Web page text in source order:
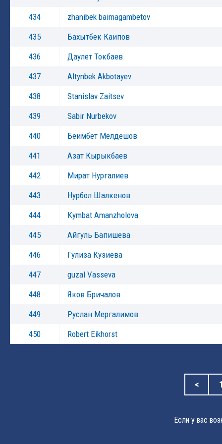
434
zhanibek baimagambetov
435
Бахытбек Каипов
436
Даулет Токбаев
437
Altynbek Akbotayev
438
Stanislav Zaitsev
439
Sabir Nurbekov
440
Беимбет Мелдешов
441
Азат Кырыкбаев
442
Мират Нургалиев
443
Нурбол Шалкенов
444
Kymbat Amanzholova
445
Айгуль Бапишева
446
Гулиза Кузиева
447
guzal Vasseva
448
Яков Бричалов
449
Руслан Мергалимов
450
Robert Eikhorst
<
Если у вас